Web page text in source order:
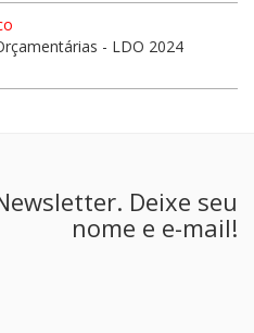
- LDO 2024
Deixe seu
nome e e-mail!